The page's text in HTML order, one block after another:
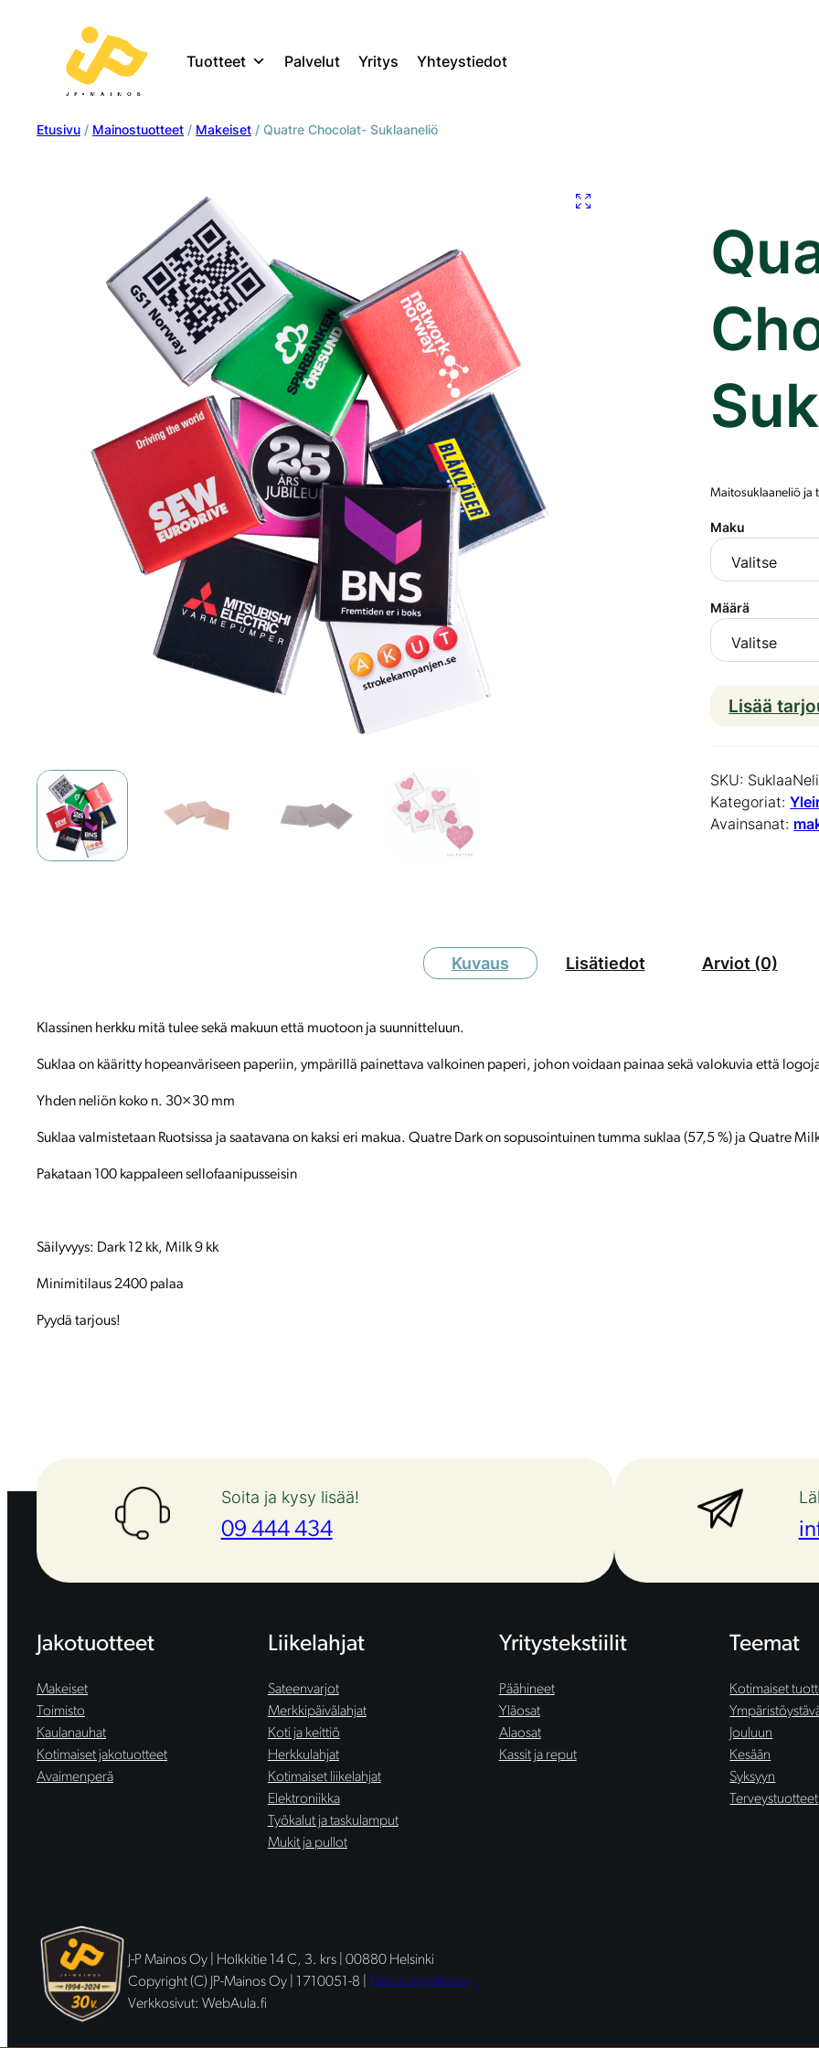
Tuotteet Palvelut Yritys Yhteystiedot
Etusivu / Mainostuotteet / Makeiset / Quatre Chocolat- Suklaaneliö
Maitosuklaaneliö ja
Maku
Määrä
Lisää
SKU:
Kategoriat:
Avainsanat:
Kuvaus Lisätiedot Arviot (0)
Klassinen herkku mitä tulee sekä makuun että muotoon ja suunnitteluun.
Suklaa on kääritty hopeanväriseen paperiin, ympärillä painettava valkoinen paperi, johon voidaan painaa sekä valokuvia että
Yhden neliön koko n. 30×30 mm
Suklaa valmistetaan Ruotsissa ja saatavana on kaksi eri makua. Quatre Dark on sopusointuinen tumma suklaa (57,5 %) ja Quatre
Pakataan 100 kappaleen sellofaanipusseisin
Säilyvyys: Dark 12 kk, Milk 9 kk
Minimitilaus 2400 palaa
Pyydä tarjous!
Soita ja kysy lisää!
09 444 434
Jakotuotteet
Makeiset
Toimisto
Kaulanauhat
Kotimaiset jakotuotteet
Avaimenperä
Liikelahjat
Sateenvarjot
Merkkipäivälahjat
Koti ja keittiö
Herkkulahjat
Kotimaiset liikelahjat
Elektroniikka
Työkalut ja taskulamput
Mukit ja pullot
Yritystekstiilit
Päähineet
Yläosat
Alaosat
Kassit ja reput
Teemat
Kotimaiset
Jouluun
Kesään
Syksyyn
Terveystuotteet
J-P Mainos Oy | Holkkitie 14 C, 3. krs | 00880 Helsinki
Copyright (C) JP-Mainos Oy | 1710051-8 |
Tietosuojaseloste
Verkkosivut: WebAula.fi